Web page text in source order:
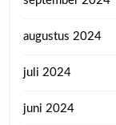
augustus 2024
juli 2024
juni 2024